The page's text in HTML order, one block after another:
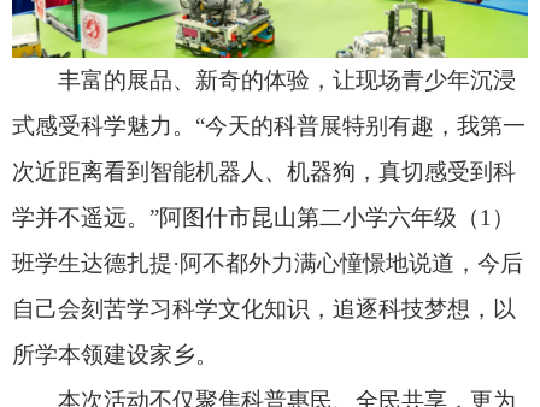
智造等多个重点领域，充分彰显克州本土企业持续
攀升的研发实力与蓬勃向上的创新活力。
其中，新疆功能农业生物智造重点实验室带来